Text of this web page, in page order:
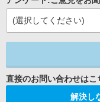
(選択してください)
解決し